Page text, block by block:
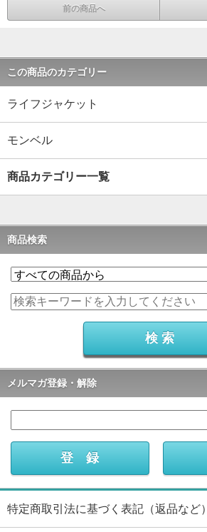
前の商品へ
この商品のカテゴリー
ライフジャケット
モンベル
商品カテゴリー一覧
商品検索
メルマガ登録・解除
特定商取引法に基づく表記（返品など）